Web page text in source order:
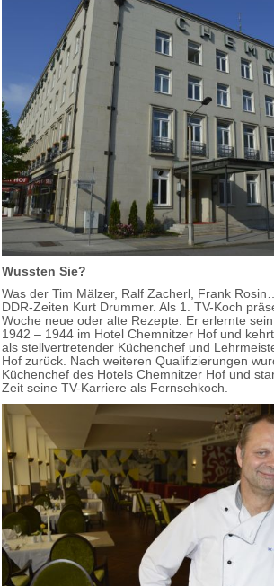
Wussten Sie?
Was der Tim Mälzer, Ralf Zacherl, Frank
DDR-Zeiten Kurt Drummer. Als 1. TV-Koch
Woche neue oder alte Rezepte. Er erlernte
1942 – 1944 im Hotel Chemnitzer Hof und
als stellvertretender Küchenchef und
Hof zurück. Nach weiteren Qualifizierungen
Küchenchef des Hotels Chemnitzer Hof und
Zeit seine TV-Karriere als Fernsehkoch.